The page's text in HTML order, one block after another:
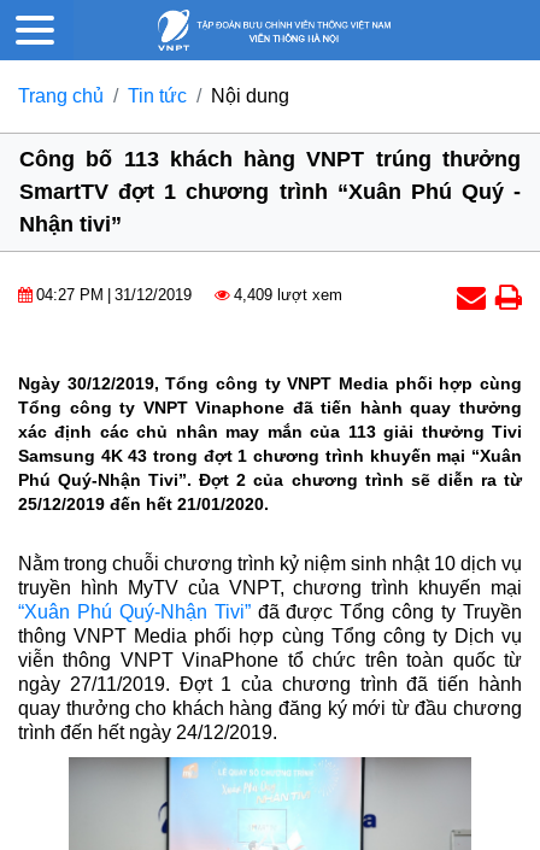
Trang chủ Tin tức Nội dung
Công bố 113 khách hàng VNPT trúng thưởng
SmartTV đợt 1 chương trình “Xuân Phú Quý -
Nhận tivi”
04:27 PM 31/12/2019 4,409 lượt xem
Ngày 30/12/2019, Tổng công ty VNPT Media phối hợp cùng
Tổng công ty VNPT Vinaphone đã tiến hành quay thưởng
xác định các chủ nhân may mắn của 113 giải thưởng Tivi
Samsung 4K 43 trong đợt 1 chương trình khuyến mại “Xuân
Phú Quý-Nhận Tivi”. Đợt 2 của chương trình sẽ diễn ra từ
25/12/2019 đến hết 21/01/2020.
Nằm trong chuỗi chương trình kỷ niệm sinh nhật 10 dịch vụ
truyền hình MyTV của VNPT, chương trình khuyến mại
“Xuân Phú Quý-Nhận Tivi”đã được Tổng công ty Truyền
thông VNPT Media phối hợp cùng Tổng công ty Dịch vụ
viễn thông VNPT VinaPhone tổ chức trên toàn quốc từ
ngày 27/11/2019. Đợt 1 của chương trình đã tiến hành
quay thưởng cho khách hàng đăng ký mới từ đầu chương
trình đến hết ngày 24/12/2019.